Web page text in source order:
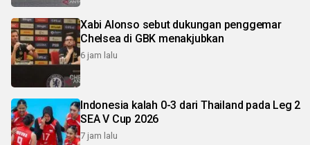
Xabi Alonso sebut dukungan penggemar
Chelsea di GBK menakjubkan
6 jam lalu
Indonesia kalah 0-3 dari Thailand pada Leg 2
SEA V Cup 2026
7 jam lalu